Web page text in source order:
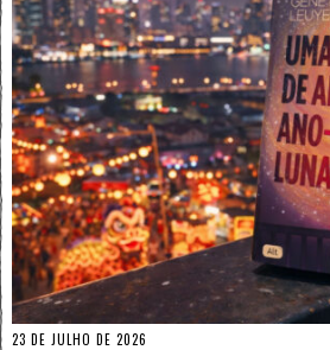
23 DE JULHO DE 2026